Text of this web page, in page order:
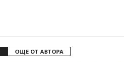
ОЩЕ ОТ АВТОРА